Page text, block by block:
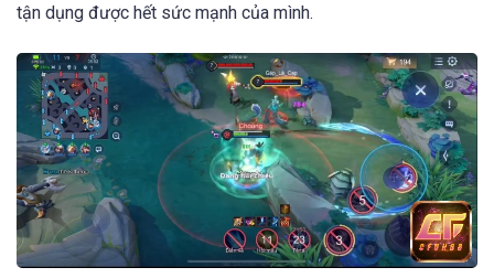
tận dụng được hết sức mạnh của mình.